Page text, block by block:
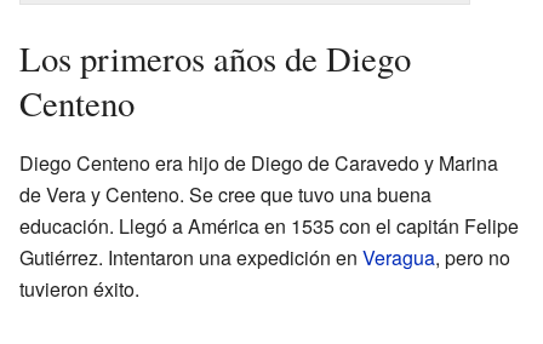
Los primeros años de Diego
Centeno
Diego Centeno era hijo de Diego de Caravedo y Marina
de Vera y Centeno. Se cree que tuvo una buena
educación. Llegó a América en 1535 con el capitán Felipe
Gutiérrez. Intentaron una expedición en Veragua, pero no
tuvieron éxito.